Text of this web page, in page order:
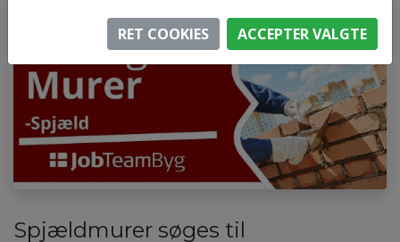
Spjældmurer søges til
RET COOKIES ACCEPTER VALGTE